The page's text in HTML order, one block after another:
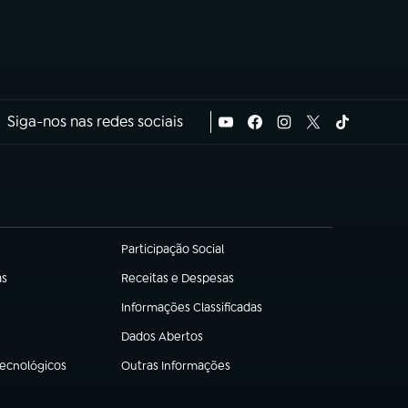
Siga-nos nas redes sociais
Participação Social
(abre em nova aba)
Receitas e Despesas
(abre em nova aba)
Informações Classificadas
(abre em nova aba)
Dados Abertos
(abre em nova aba)
Outras Informações
(abre em nova aba)